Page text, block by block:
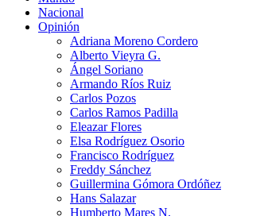
Nacional
Opinión
Adriana Moreno Cordero
Alberto Vieyra G.
Ángel Soriano
Armando Ríos Ruiz
Carlos Pozos
Carlos Ramos Padilla
Eleazar Flores
Elsa Rodríguez Osorio
Francisco Rodríguez
Freddy Sánchez
Guillermina Gómora Ordóñez
Hans Salazar
Humberto Mares N.